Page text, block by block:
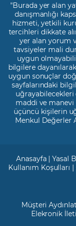
"Burada yer alan
danışmanlığı
hizmeti, yetkili
tercihleri dikkate
yer alan yorum
tavsiyeler mali
uygun
bilgilere
uygun sonuçlar
sayfalarındaki
uğrayabilecekleri
maddi ve manevi
üçüncü kişilerin
Menkul Değerler
Anasayfa |Yasal
Kullanım Koşulları |
Müşteri
Elekronik